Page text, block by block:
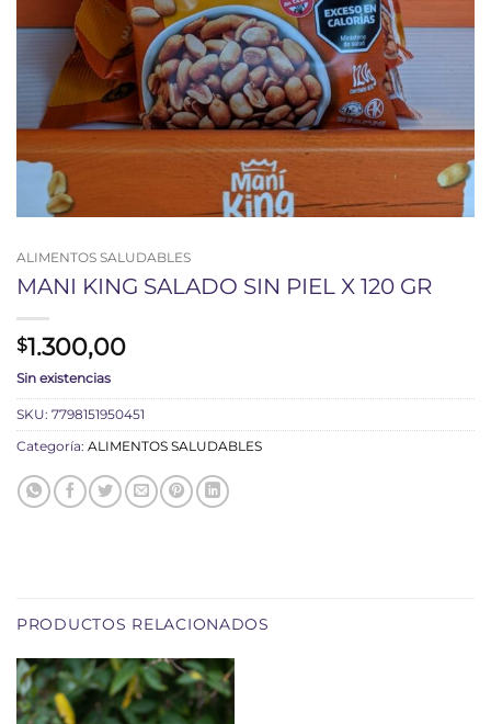
ALIMENTOS SALUDABLES
MANI KING SALADO SIN PIEL X 120 GR
$1.300,00
Sin existencias
SKU: 7798151950451
Categoría: ALIMENTOS SALUDABLES
PRODUCTOS RELACIONADOS